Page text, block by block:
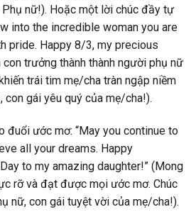
nữ!). Hoặc một lời chúc đầy tự
into the incredible woman you are
pride. Happy 8/3, my precious
con trưởng thành thành người phụ nữ
trái tim mẹ/cha tràn ngập niềm
con gái yêu quý của mẹ/cha!).
đuổi ước mơ: “May you continue to
all your dreams. Happy
to my amazing daughter!” (Mong
rỡ và đạt được mọi ước mơ. Chúc
nữ, con gái tuyệt vời của mẹ/cha!).